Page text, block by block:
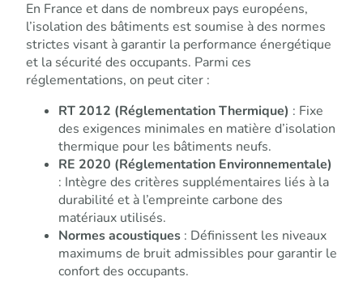
En France et dans de nombreux pays européens,
l’isolation des bâtiments est soumise à des normes
strictes visant à garantir la performance énergétique
et la sécurité des occupants. Parmi ces
réglementations, on peut citer :
RT 2012 (Réglementation Thermique) : Fixe
des exigences minimales en matière d’isolation
thermique pour les bâtiments neufs.
RE 2020 (Réglementation Environnementale)
: Intègre des critères supplémentaires liés à la
durabilité et à l’empreinte carbone des
matériaux utilisés.
Normes acoustiques : Définissent les niveaux
maximums de bruit admissibles pour garantir le
confort des occupants.